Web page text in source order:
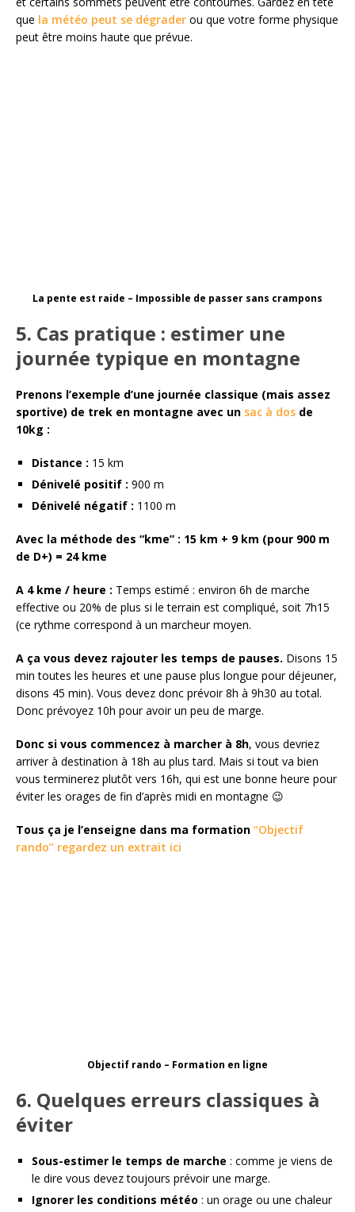
que la météo peut se dégrader ou que votre forme physique
peut être moins haute que prévue.
La pente est raide – Impossible de passer sans crampons
5. Cas pratique : estimer une
journée typique en montagne
Prenons l’exemple d’une journée classique (mais assez
sportive) de trek en montagne avec un sac à dos de
10kg :
Distance : 15 km
Dénivelé positif : 900 m
Dénivelé négatif : 1100 m
Avec la méthode des “kme” : 15 km + 9 km (pour 900 m
de D+) = 24 kme
A 4 kme / heure : Temps estimé : environ 6h de marche
effective ou 20% de plus si le terrain est compliqué, soit 7h15
(ce rythme correspond à un marcheur moyen.
A ça vous devez rajouter les temps de pauses. Disons 15
min toutes les heures et une pause plus longue pour déjeuner,
disons 45 min). Vous devez donc prévoir 8h à 9h30 au total.
Donc prévoyez 10h pour avoir un peu de marge.
Donc si vous commencez à marcher à 8h, vous devriez
arriver à destination à 18h au plus tard. Mais si tout va bien
vous terminerez plutôt vers 16h, qui est une bonne heure pour
éviter les orages de fin d’après midi en montagne 😉
Tous ça je l’enseigne dans ma formation “Objectif
rando” regardez un extrait ici
Objectif rando – Formation en ligne
6. Quelques erreurs classiques à
éviter
Sous-estimer le temps de marche : comme je viens de
le dire vous devez toujours prévoir une marge.
Ignorer les conditions météo : un orage ou une chaleur